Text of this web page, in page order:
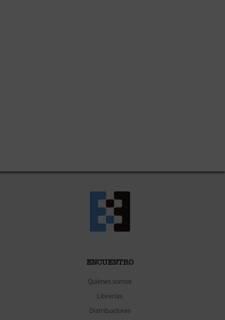
ENCUENTRO
Quiénes somos
Librerías
Distribuidores